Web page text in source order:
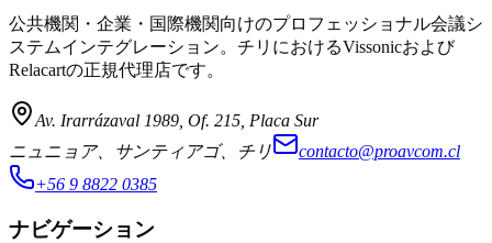
公共機関・企業・国際機関向けのプロフェッショナル会議シ
ステムインテグレーション。チリにおけるVissonicおよび
Relacartの正規代理店です。
Av. Irarrázaval 1989, Of. 215, Placa Sur
ニュニョア、サンティアゴ、チリ
contacto@proavcom.cl
+56 9 8822 0385
ナビゲーション